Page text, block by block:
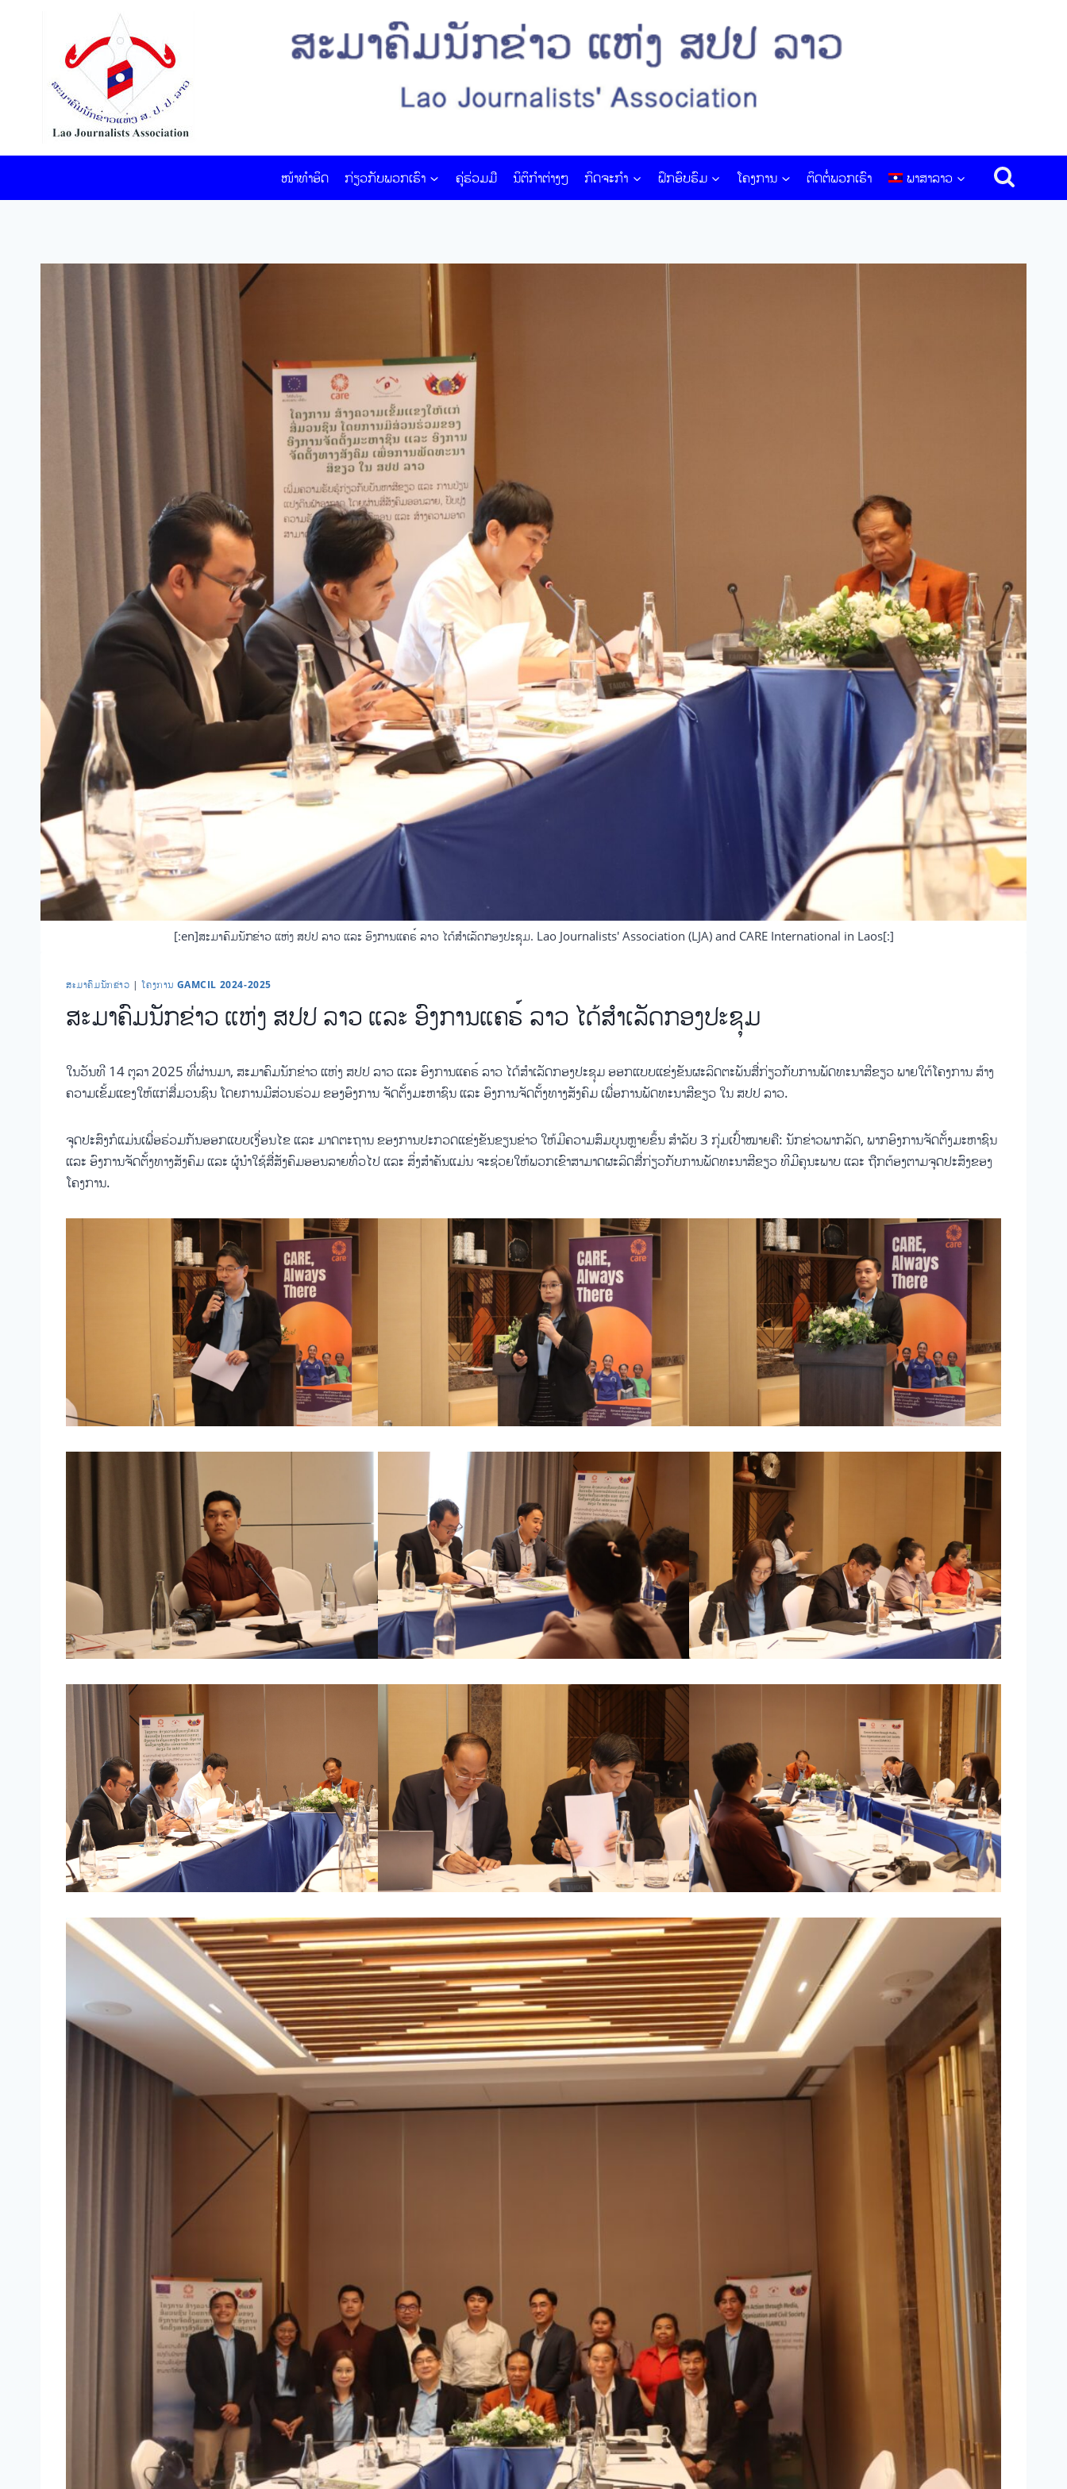
ໜ້າທໍາອິດ ກ່ຽວກັບພວກເຮົາ ຄູ່ຮ່ວມມື ນິຕິກໍາຕ່າງໆ ກິດຈະກຳ ຝຶກ​ອົບ​ຮົມ​ ໂຄງການ ຕິດຕໍ່ພວກເຮົາ ພາສາລາວ
[:en]ສະມາຄົມນັກຂ່າວ ແຫ່ງ ສປປ ລາວ ແລະ ອົງການແຄຣ໌ ລາວ ໄດ້ສຳເລັດກອງປະຊຸມ. Lao Journalists' Association (LJA) and CARE International in Laos[:]
​ສະ​ມາ​ຄົມ​ນັກ​ຂ່າວ |ໂຄງການ GAMCIL 2024-2025
ສະມາຄົມນັກຂ່າວ ແຫ່ງ ສປປ ລາວ ແລະ ອົງການແຄຣ໌ ລາວ ໄດ້ສຳເລັດກອງປະຊຸມ
ໃນວັນທີ 14 ຕຸລາ 2025 ທີ່ຜ່ານມາ, ສະມາຄົມນັກຂ່າວ ແຫ່ງ ສປປ ລາວ ແລະ ອົງການແຄຣ໌ ລາວ ໄດ້ສຳເລັດກອງປະຊຸມ ອອກແບບແຂ່ງຂັນຜະລິດຕະພັນສື່ກ່ຽວກັບການພັດທະນາສີຂຽວ ພາຍໃຕ້ໂຄງການ ສ້າງ
ຄວາມເຂັ້ມແຂງໃຫ້ແກ່ສື່ມວນຊົນ ໂດຍການມີສ່ວນຮ່ວມ ຂອງອົງການ ຈັດຕັ້ງມະຫາຊົນ ແລະ ອົງການຈັດຕັ້ງທາງສັງຄົມ ເພື່ອການພັດທະນາສີຂຽວ ໃນ ສປປ ລາວ.
ຈຸດປະສົງກໍແມ່ນເພື່ອຮ່ວມກັນອອກແບບເງື່ອນໄຂ ແລະ ມາດຕະຖານ ຂອງການປະກວດແຂ່ງຂັນຂຽນຂ່າວ ໃຫ້ມີຄວາມສົມບູນຫຼາຍຂຶ້ນ ສຳລັບ 3 ກຸ່ມເປົ້າໝາຍຄື: ນັກຂ່າວພາກລັດ, ພາກອົງການຈັດຕັ້ງມະຫາຊົນ
ແລະ ອົງການຈັດຕັ້ງທາງສັງຄົມ ແລະ ຜູ້ນຳໃຊ້ສື່ສັງຄົມອອນລາຍທົ່ວໄປ ແລະ ສິ່ງສຳຄັນແມ່ນ ຈະຊ່ວຍໃຫ້ພວກເຂົາສາມາດຜະລິດສື່ກ່ຽວກັບການພັດທະນາສີຂຽວ ທີມີຄຸນະພາບ ແລະ ຖືກຕ້ອງຕາມຈຸດປະສົງຂອງ
ໂຄງການ.